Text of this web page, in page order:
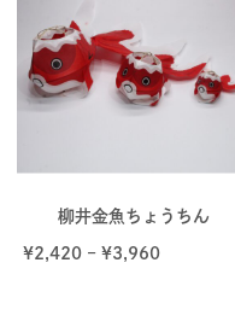
柳井金魚ちょうちん
¥2,420– ¥3,960